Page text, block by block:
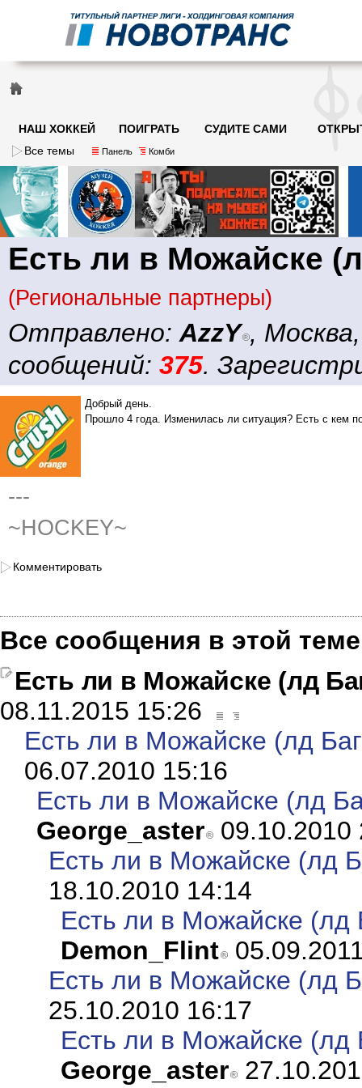
НАШ ХОККЕЙ ПОИГРАТЬ СУДИТЕ САМИ
Все темы
Панель Комби
Есть ли в Можайске
(Региональные партнеры)
Отправлено: AzzY ,
сообщений: 375.
Добрый день.
Прошло 4 года. Изменилась ли ситуация? Есть с кем
---
~HOCKEY~
Комментировать
Все сообщения в этой
Есть ли в Можайске (лд
08.11.2015 15:26
Есть ли в Можайске (лд
06.07.2010 15:16
Есть ли в Можайске (лд
George_aster 09.10.2010
Есть ли в Можайске (лд
18.10.2010 14:14
Есть ли в Можайске (лд
Demon_Flint
Есть ли в Можайске (лд
25.10.2010 16:17
Есть ли в Можайске (лд
George_aster